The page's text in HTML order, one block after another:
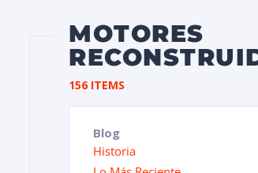
MOTORES
156 ITEMS
Blog
Historia